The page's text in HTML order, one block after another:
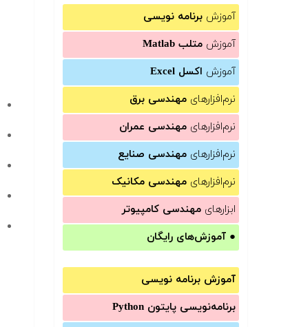
آموزش برنامه نویسی
آموزش متلب Matlab
آموزش اکسل Excel
نرم‌افزارهای مهندسی برق
نرم‌افزارهای مهندسی عمران
نرم‌افزارهای مهندسی صنایع
نرم‌افزارهای مهندسی مکانیک
ابزارهای مهندسی کامپیوتر
● آموزش‌های رایگان
آموزش برنامه نویسی
برنامه‌نویسی پایتون Python